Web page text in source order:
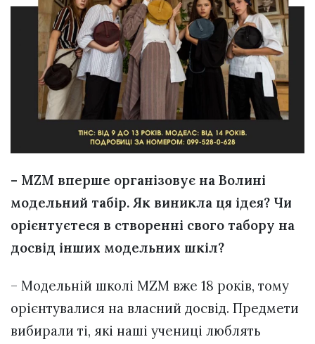
– MZM вперше організовує на Волині
модельний табір. Як виникла ця ідея? Чи
орієнтуєтеся в створенні свого табору на
досвід інших модельних шкіл?
– Модельній школі MZM вже 18 років, тому
орієнтувалися на власний досвід. Предмети
вибирали ті, які наші учениці люблять